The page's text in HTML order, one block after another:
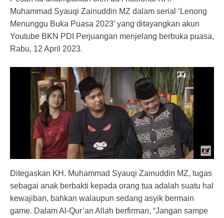
Muhammad Syauqi Zainuddin MZ dalam serial ‘Lenong
Menunggu Buka Puasa 2023’ yang ditayangkan akun
Youtube BKN PDI Perjuangan menjelang berbuka puasa,
Rabu, 12 April 2023.
Ditegaskan KH. Muhammad Syauqi Zainuddin MZ, tugas
sebagai anak berbakti kepada orang tua adalah suatu hal
kewajiban, bahkan walaupun sedang asyik bermain
game. Dalam Al-Qur’an Allah berfirman, “Jangan sampe